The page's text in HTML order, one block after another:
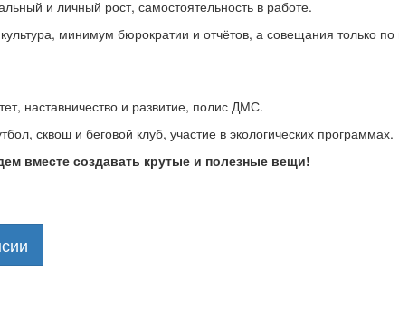
и личный рост, самостоятельность в работе.
минимум бюрократии и отчётов, а совещания только по
наставничество и развитие, полис ДМС.
сквош и беговой клуб, участие в экологических программах.
вместе создавать крутые и полезные вещи!